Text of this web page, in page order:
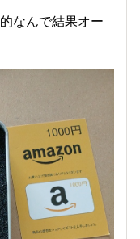
なんで結果オー